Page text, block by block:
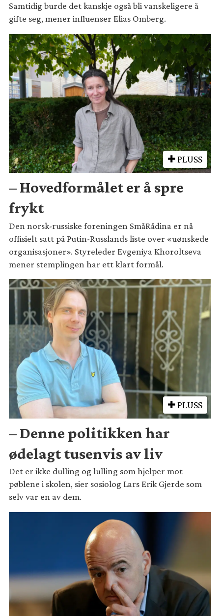
Samtidig burde det kanskje også bli vanskeligere å
gifte seg, mener influenser Elias Omberg.
PLUSS
– Hovedformålet er å spre
frykt
Den norsk-russiske foreningen SmåRådina er nå
offisielt satt på Putin-Russlands liste over «uønskede
organisasjoner». Styreleder Evgeniya Khoroltseva
mener stemplingen har ett klart formål.
PLUSS
– Denne politikken har
ødelagt tusenvis av liv
Det er ikke dulling og lulling som hjelper mot
pøblene i skolen, sier sosiolog Lars Erik Gjerde som
selv var en av dem.